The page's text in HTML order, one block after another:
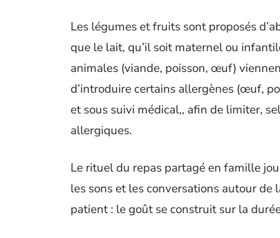
Les légumes et fruits sont proposés
que le lait, qu’il soit maternel ou
animales (viande, poisson, œuf)
d’introduire certains allergènes (œuf,
et sous suivi médical,, afin de limiter,
allergiques.
Le rituel du repas partagé en famille
les sons et les conversations autour de
patient : le goût se construit sur la